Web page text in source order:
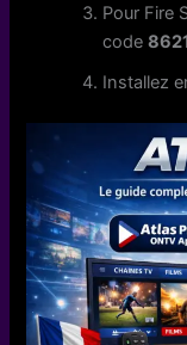
Pour Fire
code
Installez